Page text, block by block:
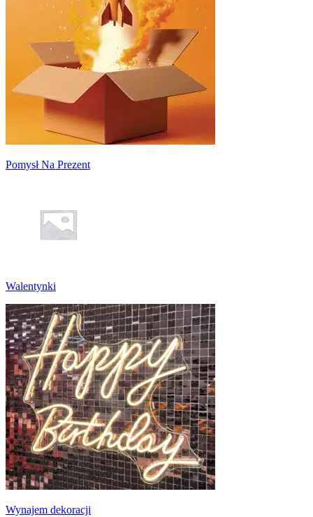
Pomysł Na Prezent
Walentynki
Wynajem dekoracji